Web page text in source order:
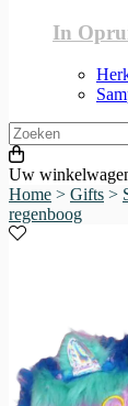
In
Uw
Home > Gifts >
regenboog